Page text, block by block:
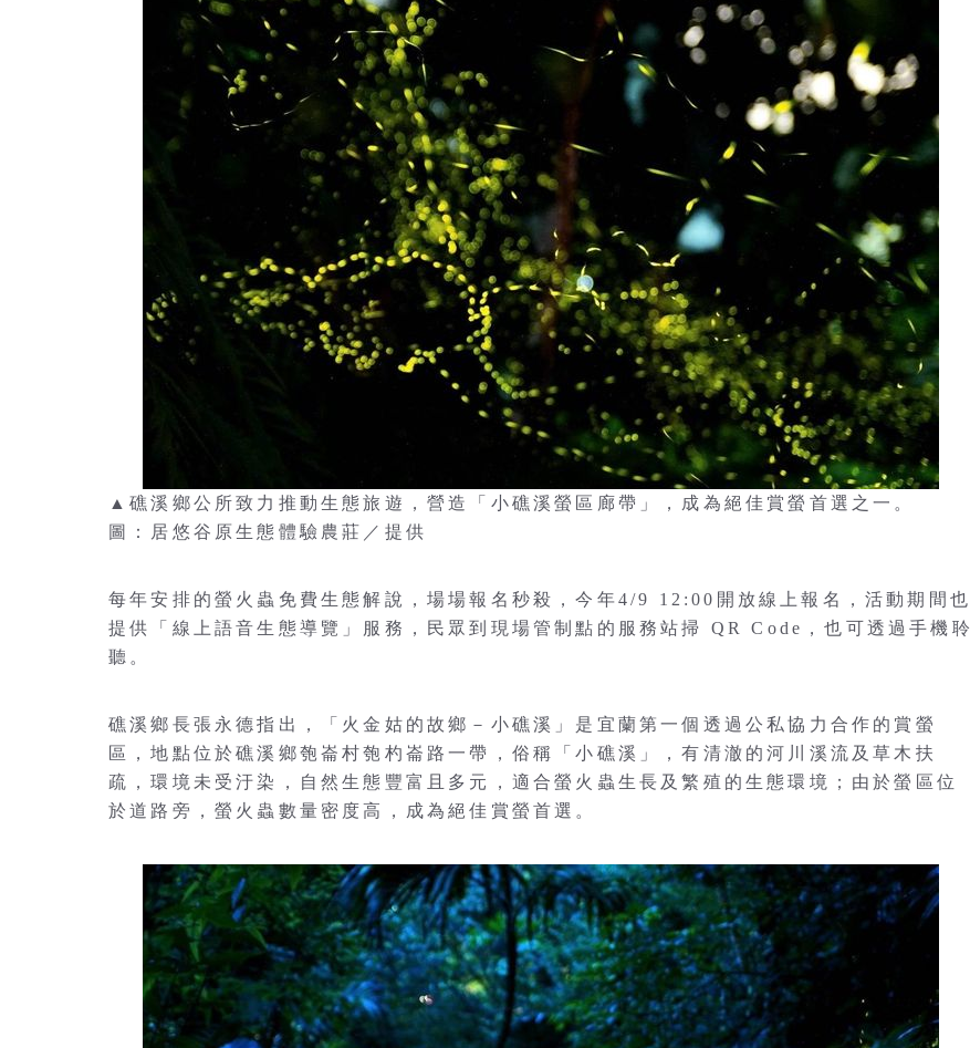
▲礁溪鄉公所致力推動生態旅遊，營造「小礁溪螢區廊帶」，成為絕佳賞螢首選之一。
圖：居悠谷原生態體驗農莊／提供
每年安排的螢火蟲免費生態解說，場場報名秒殺，今年4/9 12:00開放線上報名，活動期間也
提供「線上語音生態導覽」服務，民眾到現場管制點的服務站掃 QR Code，也可透過手機聆
聽。
礁溪鄉長張永德指出，「火金姑的故鄉－小礁溪」是宜蘭第一個透過公私協力合作的賞螢
區，地點位於礁溪鄉匏崙村匏杓崙路一帶，俗稱「小礁溪」，有清澈的河川溪流及草木扶
疏，環境未受汙染，自然生態豐富且多元，適合螢火蟲生長及繁殖的生態環境；由於螢區位
於道路旁，螢火蟲數量密度高，成為絕佳賞螢首選。